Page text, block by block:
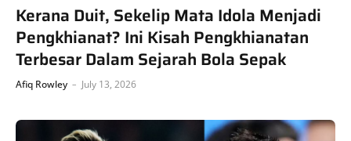
Kerana Duit, Sekelip Mata Idola Menjadi
Pengkhianat? Ini Kisah Pengkhianatan
Terbesar Dalam Sejarah Bola Sepak
Afiq Rowley July 13, 2026